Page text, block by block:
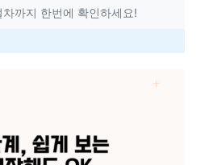
까지 한번에 확인하세요!